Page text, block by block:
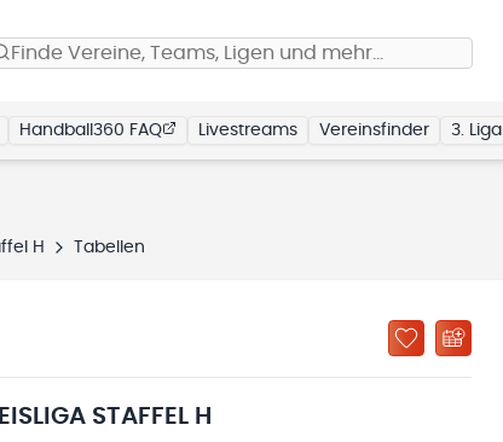
Finde Vereine, Teams, Ligen und mehr…
Handball360 FAQ Livestreams Vereinsfinder 3. Liga
H Tabellen
STAFFEL H